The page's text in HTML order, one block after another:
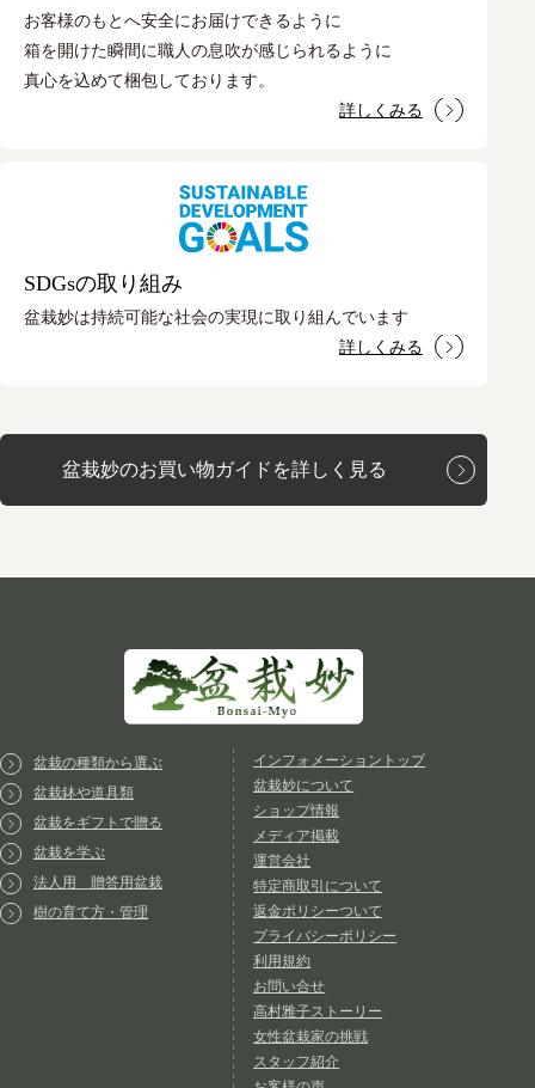
お客様のもとへ安全にお届けできるように
箱を開けた瞬間に職人の息吹が感じられるように
真心を込めて梱包しております。
詳しくみる
SDGsの取り組み
盆栽妙は持続可能な社会の実現に取り組んでいます
詳しくみる
盆栽妙のお買い物ガイドを詳しく見る
盆栽の種類から選ぶ
盆栽鉢や道具類
盆栽をギフトで贈る
盆栽を学ぶ
法人用 贈答用盆栽
樹の育て方・管理
インフォメーショントップ
盆栽妙について
ショップ情報
メディア掲載
運営会社
特定商取引について
返金ポリシーついて
プライバシーポリシー
利用規約
お問い合せ
高村雅子ストーリー
女性盆栽家の挑戦
スタッフ紹介